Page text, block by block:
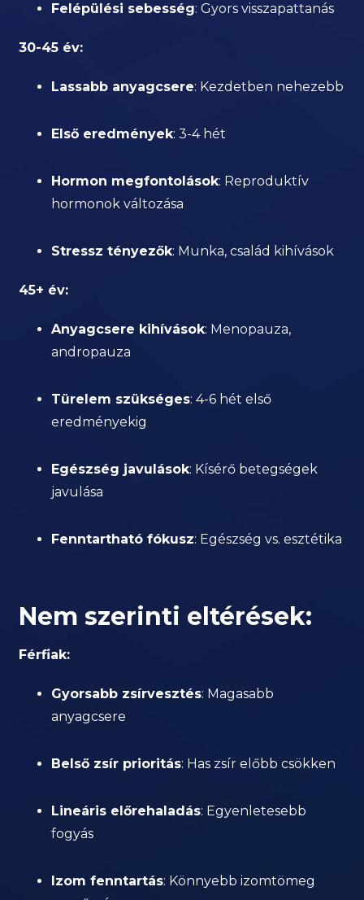
Felépülési sebesség: Gyors visszapattanás
30-45 év:
Lassabb anyagcsere: Kezdetben nehezebb
Első eredmények: 3-4 hét
Hormon megfontolások: Reproduktív
hormonok változása
Stressz tényezők: Munka, család kihívások
45+ év:
Anyagcsere kihívások: Menopauza,
andropauza
Türelem szükséges: 4-6 hét első
eredményekig
Egészség javulások: Kísérő betegségek
javulása
Fenntartható fókusz: Egészség vs. esztétika
Nem szerinti eltérések:
Férfiak:
Gyorsabb zsírvesztés: Magasabb
anyagcsere
Belső zsír prioritás: Has zsír előbb csökken
Lineáris előrehaladás: Egyenletesebb
fogyás
Izom fenntartás: Könnyebb izomtömeg